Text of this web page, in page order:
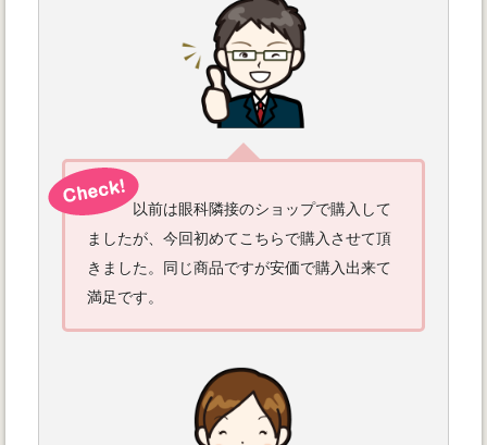
以前は眼科隣接のショップで購入して
ましたが、今回初めてこちらで購入させて頂
きました。同じ商品ですが安価で購入出来て
満足です。